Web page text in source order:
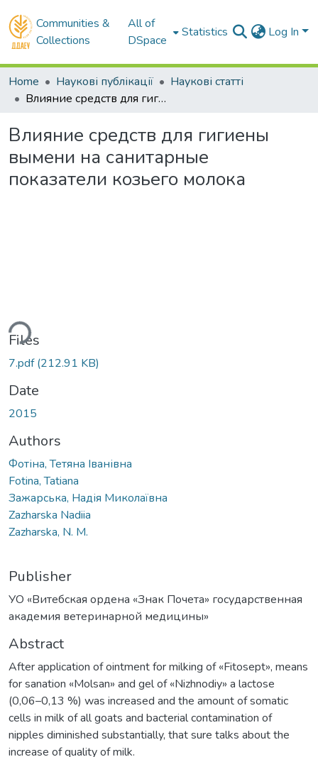
Communities &
Collections
All of
DSpace
Statistics Log In
Home Наукові публікації
Наукові статті
Влияние средств для гигиены вымени на санитарные показатели козьего молока
Влияние средств для гигиены
вымени на санитарные
показатели козьего молока
Files
7.pdf(212.91 KB)
Date
2015
Authors
Фотіна, Тетяна Іванівна
Fotina, Tatiana
Зажарська, Надія Миколаївна
Zazharska Nadiia
Zazharska, N. M.
Publisher
УО «Витебская ордена «Знак Почета» государственная
академия ветеринарной медицины»
Abstract
After application of ointment for milking of «Fitosept», means
for sanation «Molsan» and gel of «Nizhnodiy» a lactose
(0,06–0,13 %) was increased and the amount of somatic
cells in milk of all goats and bacterial contamination of
nipples diminished substantially, that sure talks about the
increase of quality of milk.